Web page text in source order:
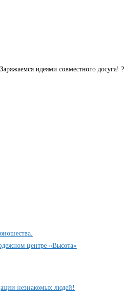
идеями совместного досуга! ?
центре «Высота»